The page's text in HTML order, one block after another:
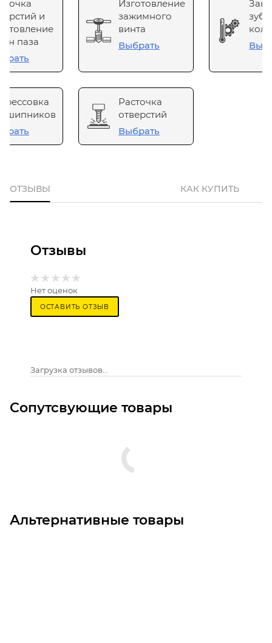
и
паза
Изготовление
зажимного
винта
Выбрать
Расточка
отверстий
Выбрать
ОТЗЫВЫ КАК КУПИТЬ
Отзывы
Нет оценок
ОСТАВИТЬ ОТЗЫВ
Загрузка отзывов...
Сопутсвующие товары
Альтернативные товары